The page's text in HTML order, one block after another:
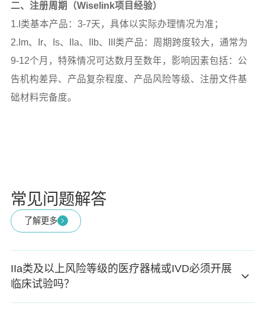
二、注册周期（Wiselink项目经验）
1.I类基本产品：3-7天，具体以实际办理情况为准；
2.Im、Ir、Is、IIa、IIb、III类产品：周期跨度较大，通常为
9-12个月，特殊情况可达数月至数年，影响因素包括：公
告机构差异、产品复杂程度、产品风险等级、注册文件基
础材料完备度。
常见问题解答
了解更多
IIa类及以上风险等级的医疗器械或IVD必须开展
临床试验吗？